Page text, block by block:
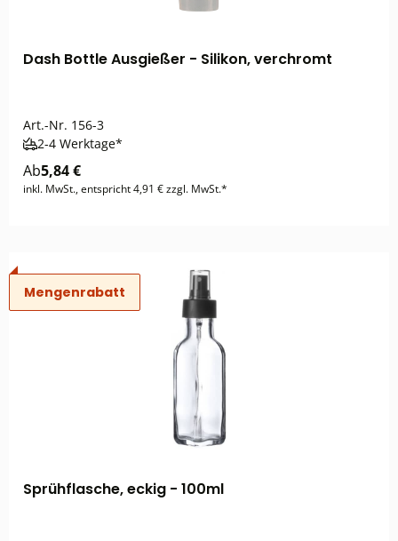
Dash Bottle Ausgießer - Silikon, verchromt
Art.-Nr. 156-3
2-4 Werktage*
Ab5,84 €
inkl. MwSt., entspricht 4,91 € zzgl. MwSt.*
Mengenrabatt
Sprühflasche, eckig - 100ml